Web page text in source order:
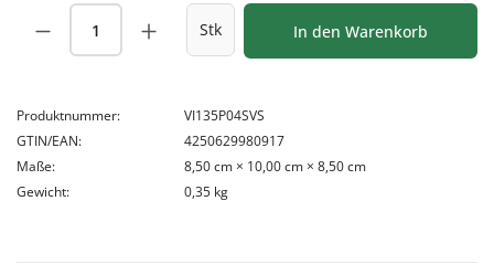
Produkt Anzahl: Gib den gewünschten
Stk In den Warenkorb
Produktnummer:
VI135P04SVS
GTIN/EAN:
4250629980917
Maße:
8,50 cm × 10,00 cm × 8,50 cm
Gewicht:
0,35 kg